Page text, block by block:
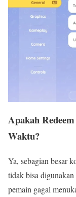
Apakah
Waktu?
Ya, sebagian besar
tidak bisa
pemain gagal